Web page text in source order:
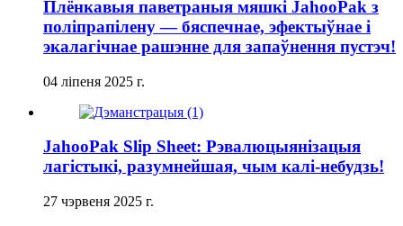
Плёнкавыя паветраныя мяшкі JahooPak з
поліпрапілену — бяспечнае, эфектыўнае і
экалагічнае рашэнне для запаўнення пустэч!
04 ліпеня 2025 г.
JahooPak Slip Sheet: Рэвалюцыянізацыя
лагістыкі, разумнейшая, чым калі-небудзь!
27 чэрвеня 2025 г.